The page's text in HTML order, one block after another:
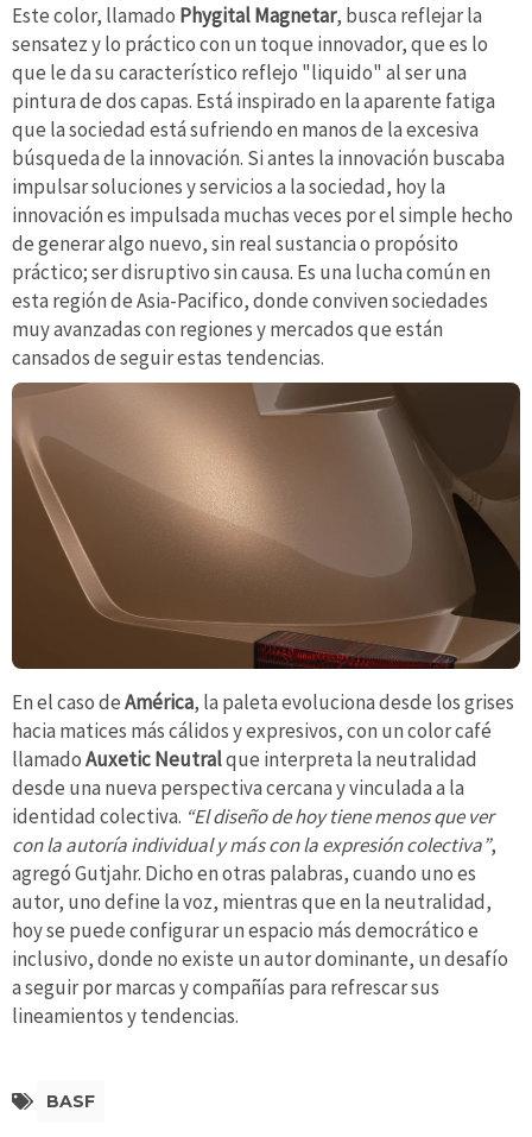
Este color, llamado Phygital Magnetar, busca reflejar la
sensatez y lo práctico con un toque innovador, que es lo
que le da su característico reflejo "liquido" al ser una
pintura de dos capas. Está inspirado en la aparente fatiga
que la sociedad está sufriendo en manos de la excesiva
búsqueda de la innovación. Si antes la innovación buscaba
impulsar soluciones y servicios a la sociedad, hoy la
innovación es impulsada muchas veces por el simple hecho
de generar algo nuevo, sin real sustancia o propósito
práctico; ser disruptivo sin causa. Es una lucha común en
esta región de Asia-Pacifico, donde conviven sociedades
muy avanzadas con regiones y mercados que están
cansados de seguir estas tendencias.
En el caso deAmérica, la paleta evoluciona desde los grises
hacia matices más cálidos y expresivos, con un color café
llamadoAuxetic Neutralque interpreta la neutralidad
desde una nueva perspectiva cercana y vinculada a la
identidad colectiva. “El diseño de hoy tiene menos que ver
con la autoría individual y más con la expresión colectiva”,
agregó Gutjahr. Dicho en otras palabras, cuando uno es
autor, uno define la voz, mientras que en la neutralidad,
hoy se puede configurar un espacio más democrático e
inclusivo, donde no existe un autor dominante, un desafío
a seguir por marcas y compañías para refrescar sus
lineamientos y tendencias.
BASF